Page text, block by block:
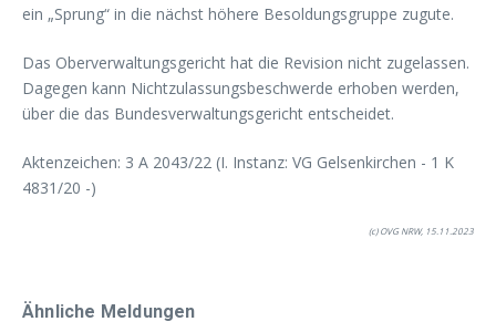
ein „Sprung“ in die nächst höhere Besoldungsgruppe zugute.
Das Oberverwaltungsgericht hat die Revision nicht zugelassen.
Dagegen kann Nichtzulassungsbeschwerde erhoben werden,
über die das Bundesverwaltungsgericht entscheidet.
Aktenzeichen: 3 A 2043/22 (I. Instanz: VG Gelsenkirchen ­- 1 K
4831/20 -)
(c) OVG NRW, 15.11.2023
Ähnliche Meldungen